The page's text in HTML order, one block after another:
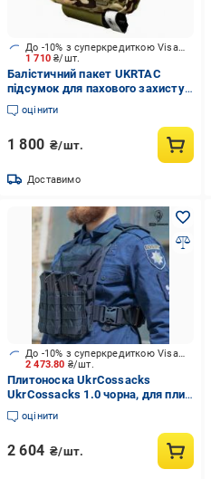
1 710₴/шт.
До -10% з суперкредиткою Visa Вигода
Балістичний пакет UKRTAC
підсумок для пахового захисту
(Multicam)
оцінити
1 800 ₴/шт.
Доставимо
2 473.80 ₴/шт.
До -10% з суперкредиткою Visa Вигода
Плитоноска UkrCossacks
UkrCossacks 1.0 чорна, для плит
30 х 25 cм
оцінити
2 604 ₴/шт.